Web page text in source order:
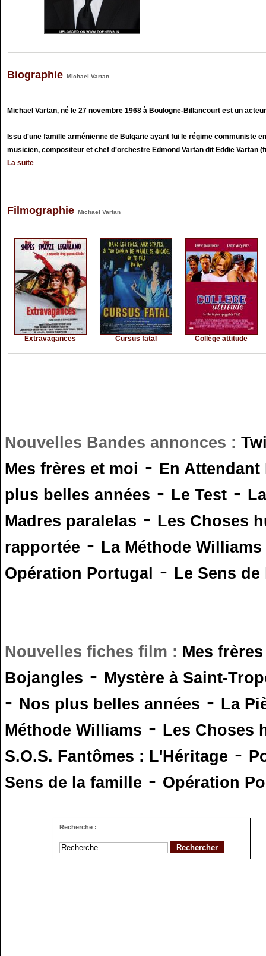
Biographie Michael Vartan
Michaël Vartan, né le 27 novembre 1968 à Boulogne-Billancourt est un
Issu d'une famille arménienne de Bulgarie ayant fui le régime communiste
musicien, compositeur et chef d'orchestre Edmond Vartan dit Eddie Vartan
La suite
Filmographie Michael Vartan
Extravagances Cursus fatal Collège attitude
Nouvelles Bandes annonces :
Mes frères et moi - En
plus belles années - Le Test -
Madres paralelas - Les Choses
rapportée - La Méthode Williams
Opération Portugal - Le Sens
Nouvelles fiches film : Mes
Bojangles - Mystère à Saint-
- Nos plus belles années - La
Méthode Williams - Les Choses
S.O.S. Fantômes : L'Héritage -
Sens de la famille - Opération
Recherche :